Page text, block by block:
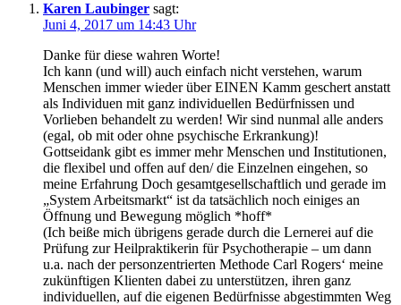
Karen Laubinger sagt:
Juni 4, 2017 um 14:43 Uhr
Danke für diese wahren Worte!
Ich kann (und will) auch einfach nicht verstehen, warum
Menschen immer wieder über EINEN Kamm geschert anstatt
als Individuen mit ganz individuellen Bedürfnissen und
Vorlieben behandelt zu werden! Wir sind nunmal alle anders
(egal, ob mit oder ohne psychische Erkrankung)!
Gottseidank gibt es immer mehr Menschen und Institutionen,
die flexibel und offen auf den/ die Einzelnen eingehen, so
meine Erfahrung Doch gesamtgesellschaftlich und gerade im
„System Arbeitsmarkt“ ist da tatsächlich noch einiges an
Öffnung und Bewegung möglich *hoff*
(Ich beiße mich übrigens gerade durch die Lernerei auf die
Prüfung zur Heilpraktikerin für Psychotherapie – um dann
u.a. nach der personzentrierten Methode Carl Rogers‘ meine
zukünftigen Klienten dabei zu unterstützen, ihren ganz
individuellen, auf die eigenen Bedürfnisse abgestimmten Weg